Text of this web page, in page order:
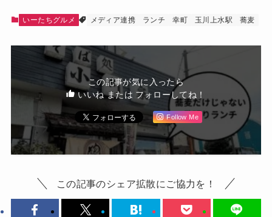
いーたちグルメ メディア連携 ランチ 幸町 玉川上水駅 蕎麦
この記事が気に入ったら
いいね または フォローしてね！
Follow Me
この記事のシェア拡散にご協力を！